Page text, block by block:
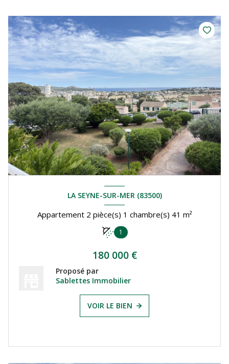
LA SEYNE-SUR-MER (83500)
Appartement 2 pièce(s) 1 chambre(s) 41 m²
1
180 000 €
Proposé par
Sablettes Immobilier
VOIR LE BIEN